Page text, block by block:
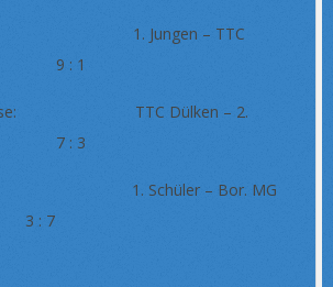
1. Jungen – TTC
9 : 1
TTC Dülken – 2.
7 : 3
1. Schüler – Bor. MG
7